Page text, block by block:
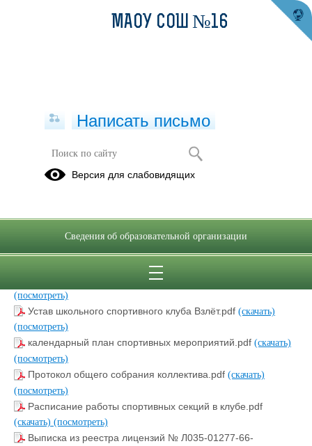
Спортивный школьный клуб "Взлёт"
План работы ШСК ВЗЛЕТ на 2025-2026 год.pdf
(посмотреть)
Устав школьного спортивного клуба Взлёт.pdf (скачать)
(посмотреть)
календарный план спортивных мероприятий.pdf (скачать)
(посмотреть)
Протокол общего собрания коллектива.pdf (скачать)
(посмотреть)
Расписание работы спортивных секций в клубе.pdf
(скачать) (посмотреть)
Выписка из реестра лицензий № Л035-01277-66-
МАОУ СОШ №16
Написать письмо
Версия для слабовидящих
Сведения об образовательной организации